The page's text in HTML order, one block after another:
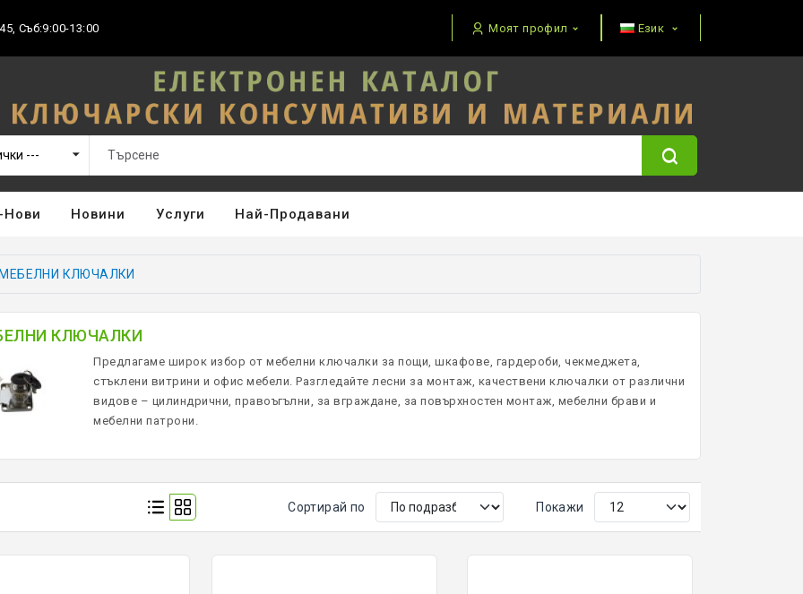
Съб:9:00-13:00 Моят профил Език
Новини Услуги Най-Продавани
КЛЮЧАЛКИ
КЛЮЧАЛКИ
Предлагаме широк избор от мебелни ключалки за пощи, шкафове, гардероби, чекмеджета,
стъклени витрини и офис мебели. Разгледайте лесни за монтаж, качествени ключалки от различни
видове – цилиндрични, правоъгълни, за вграждане, за повърхностен монтаж, мебелни брави и
мебелни патрони.
Сортирай по Покажи